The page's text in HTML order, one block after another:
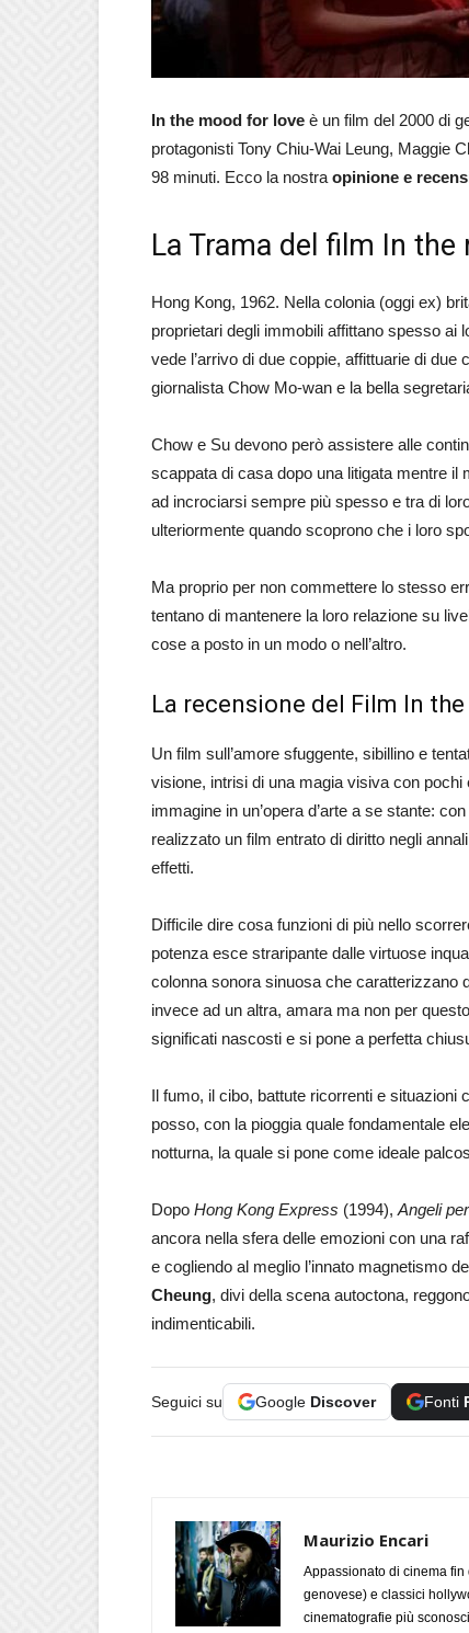
In the mood for love è un film del 2000 di
protagonisti Tony Chiu-Wai Leung, Maggie
98 minuti. Ecco la nostra opinione e
La Trama del film In
Hong Kong, 1962. Nella colonia (oggi ex)
proprietari degli immobili affittano spesso ai
vede l’arrivo di due coppie, affittuarie di
giornalista Chow Mo-wan e la bella
Chow e Su devono però assistere alle
scappata di casa dopo una litigata mentre il
ad incrociarsi sempre più spesso e tra di
ulteriormente quando scoprono che i loro
Ma proprio per non commettere lo stesso
tentano di mantenere la loro relazione su
cose a posto in un modo o nell’altro.
La recensione del Film In
Un film sull’amore sfuggente, sibillino e
visione, intrisi di una magia visiva con
immagine in un’opera d’arte a se stante: con
realizzato un film entrato di diritto negli
effetti.
Difficile dire cosa funzioni di più nello
potenza esce straripante dalle virtuose
colonna sonora sinuosa che caratterizzano
invece ad un altra, amara ma non per
significati nascosti e si pone a perfetta
Il fumo, il cibo, battute ricorrenti e situazioni
posso, con la pioggia quale fondamentale
notturna, la quale si pone come ideale
Dopo Hong Kong Express (1994), Angeli
ancora nella sfera delle emozioni con una
e cogliendo al meglio l’innato magnetismo
Cheung, divi della scena autoctona,
indimenticabili.
Seguici su Google Discover Fonti
Maurizio Encari
Appassionato di cinema
genovese) e classici
cinematografie più